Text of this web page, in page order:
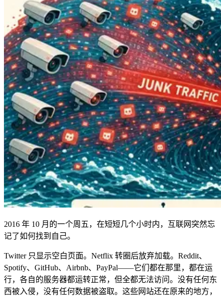
2016 年 10 月的一个周五，在短短几个小时内，互联网突然忘
记了如何找到自己。
Twitter 只显示空白页面。Netflix 转圈后放弃加载。Reddit、
Spotify、GitHub、Airbnb、PayPal——它们都在那里，都在运
行，各自的服务器都运转正常，但全都无法访问。没有任何东
西被入侵，没有任何数据被盗取。这些网站还在原来的地方，